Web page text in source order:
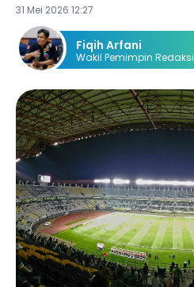
31 Mei 2026 12:27
Fiqih Arfani
Wakil Pemimpin Redaksi